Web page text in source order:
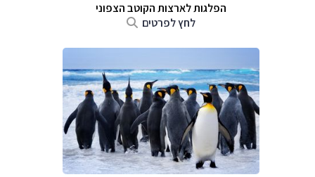
הפלגות לארצות הקוטב הצפוני
לחץ לפרטים